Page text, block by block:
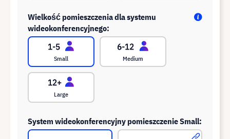
Wielkość pomieszczenia dla systemu
wideokonferencyjnego:
Small Medium
Large
System wideokonferencyjny pomieszczenie Small: